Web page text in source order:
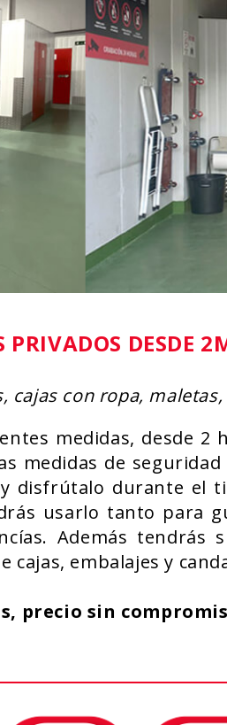
PRIVADOS DESDE
cajas con ropa,
medidas, desde 2
medidas de seguridad
disfrútalo durante el
usarlo tanto para
Además tendrás
embalajes y
precio sin